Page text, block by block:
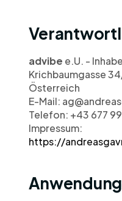
advibe e.U. -
Krichbaumgasse
Österreich
E-Mail:
Telefon: +43 677
https://